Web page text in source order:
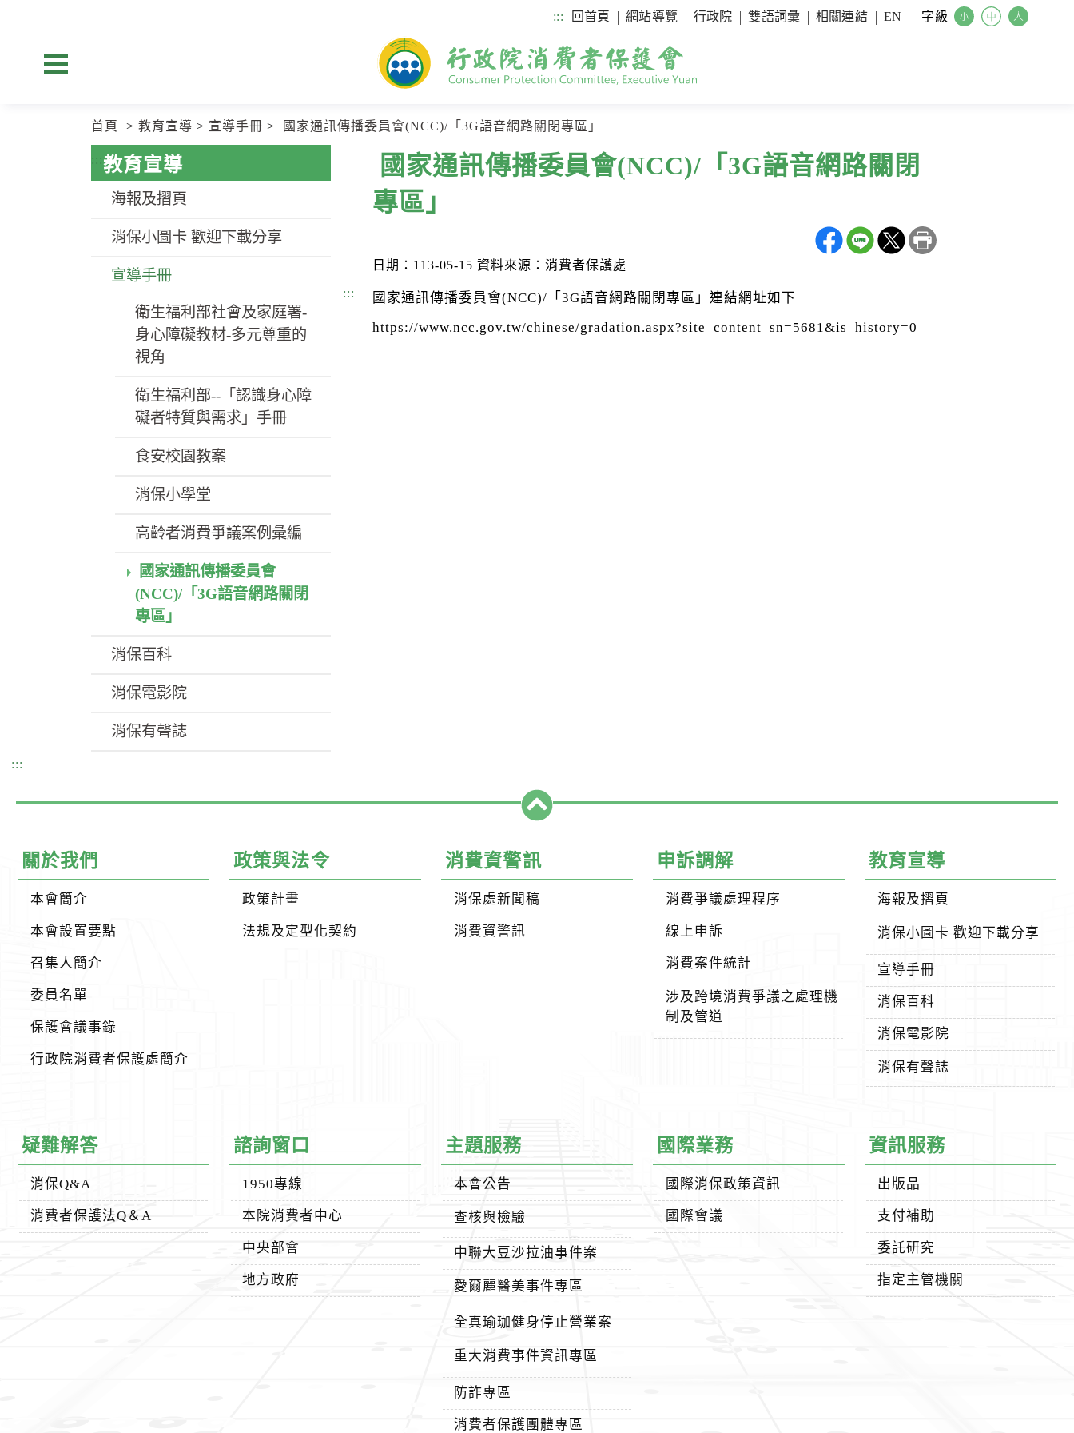
::: 回首頁 網站導覽 行政院 雙語詞彙 相關連結 EN 字級
展開選單
首頁 教育宣導 宣導手冊 國家通訊傳播委員會(NCC)/「3G語音網路關閉專區」
:::教育宣導
海報及摺頁
消保小圖卡 歡迎下載分享
宣導手冊
衛生福利部社會及家庭署-
身心障礙教材-多元尊重的
視角
衛生福利部--「認識身心障
礙者特質與需求」手冊
食安校園教案
消保小學堂
高齡者消費爭議案例彙編
國家通訊傳播委員會
(NCC)/「3G語音網路關閉
專區」
消保百科
消保電影院
消保有聲誌
國家通訊傳播委員會(NCC)/「3G語音網路關閉
專區」
日期：113-05-15 資料來源：消費者保護處
:::
國家通訊傳播委員會(NCC)/「3G語音網路關閉專區」連結網址如下
https://www.ncc.gov.tw/chinese/gradation.aspx?site_content_sn=5681&is_history=0
:::
關於我們
本會簡介
本會設置要點
召集人簡介
委員名單
保護會議事錄
行政院消費者保護處簡介
政策與法令
政策計畫
法規及定型化契約
消費資警訊
消保處新聞稿
消費資警訊
申訴調解
消費爭議處理程序
線上申訴
消費案件統計
涉及跨境消費爭議之處理機
制及管道
教育宣導
海報及摺頁
消保小圖卡 歡迎下載分享
宣導手冊
消保百科
消保電影院
消保有聲誌
疑難解答
消保Q&A
消費者保護法Q＆A
諮詢窗口
1950專線
本院消費者中心
中央部會
地方政府
主題服務
本會公告
查核與檢驗
中聯大豆沙拉油事件案
愛爾麗醫美事件專區
全真瑜珈健身停止營業案
重大消費事件資訊專區
防詐專區
消費者保護團體專區
國際業務
國際消保政策資訊
國際會議
資訊服務
出版品
支付補助
委託研究
指定主管機關